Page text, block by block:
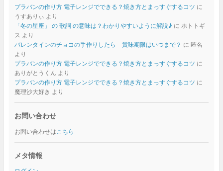
プラバンの作り方 電子レンジでできる？焼き方とまっすぐするコツ に
うすありぃ より
「冬の星座」 の 歌詞 の意味は？わかりやすいように解説♪に ホトトギ
ス より
バレンタインのチョコの手作りしたら 賞味期限はいつまで？ に 匿名
より
プラバンの作り方 電子レンジでできる？焼き方とまっすぐするコツ に
ありがとうくん より
プラバンの作り方 電子レンジでできる？焼き方とまっすぐするコツ に
魔理沙大好き より
お問い合わせ
お問い合わせはこちら
メタ情報